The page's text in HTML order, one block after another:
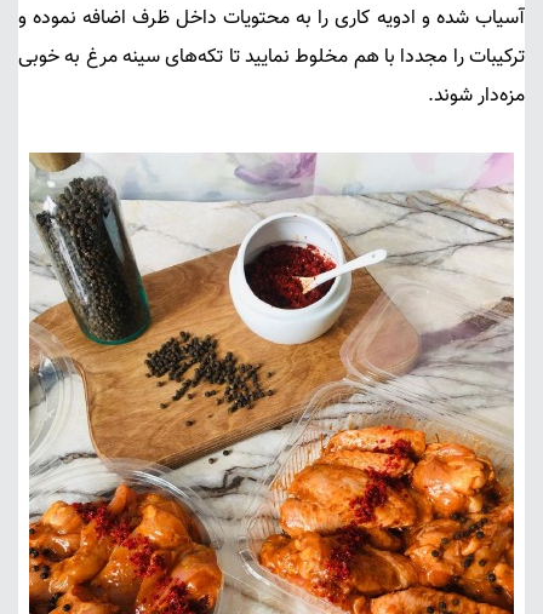
آسیاب شده و ادویه کاری را به محتویات داخل ظرف اضافه نموده و
ترکیبات را مجددا با هم مخلوط نمایید تا تکه‌های سینه مرغ به خوبی
مزه‌دار شوند.